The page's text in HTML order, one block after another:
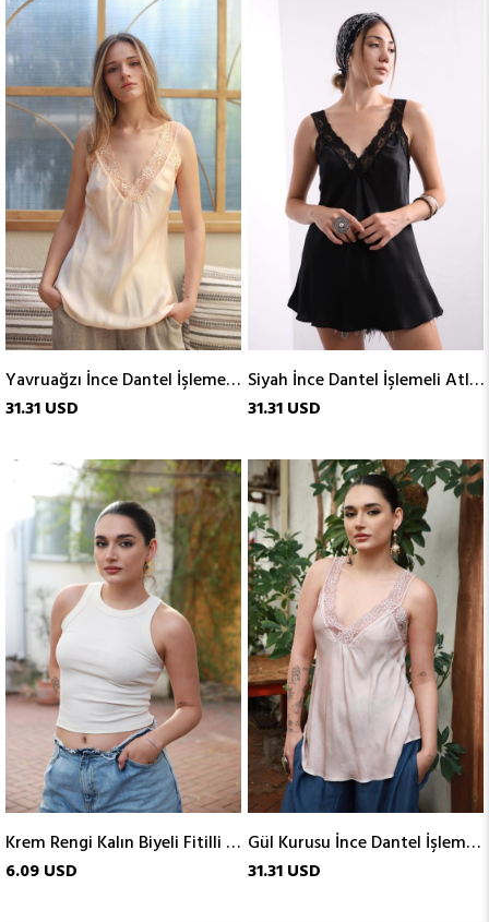
Yavruağzı İnce Dantel İşlemeli Atlet
31.31 USD
Siyah İnce Dantel İşlemeli Atlet
31.31 USD
Krem Rengi Kalın Biyeli Fitilli Atlet
6.09 USD
Gül Kurusu İnce Dantel İşlemeli Atlet
31.31 USD